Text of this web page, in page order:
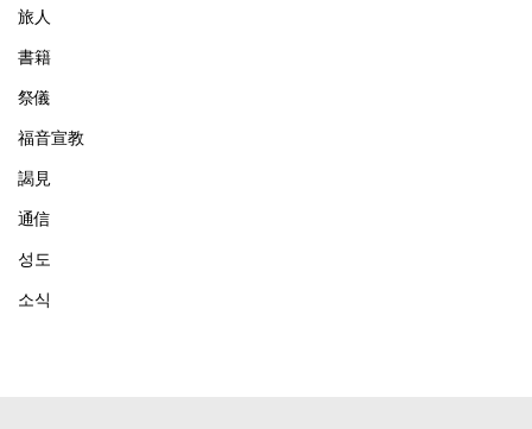
旅人
書籍
祭儀
福音宣教
謁見
通信
성도
소식